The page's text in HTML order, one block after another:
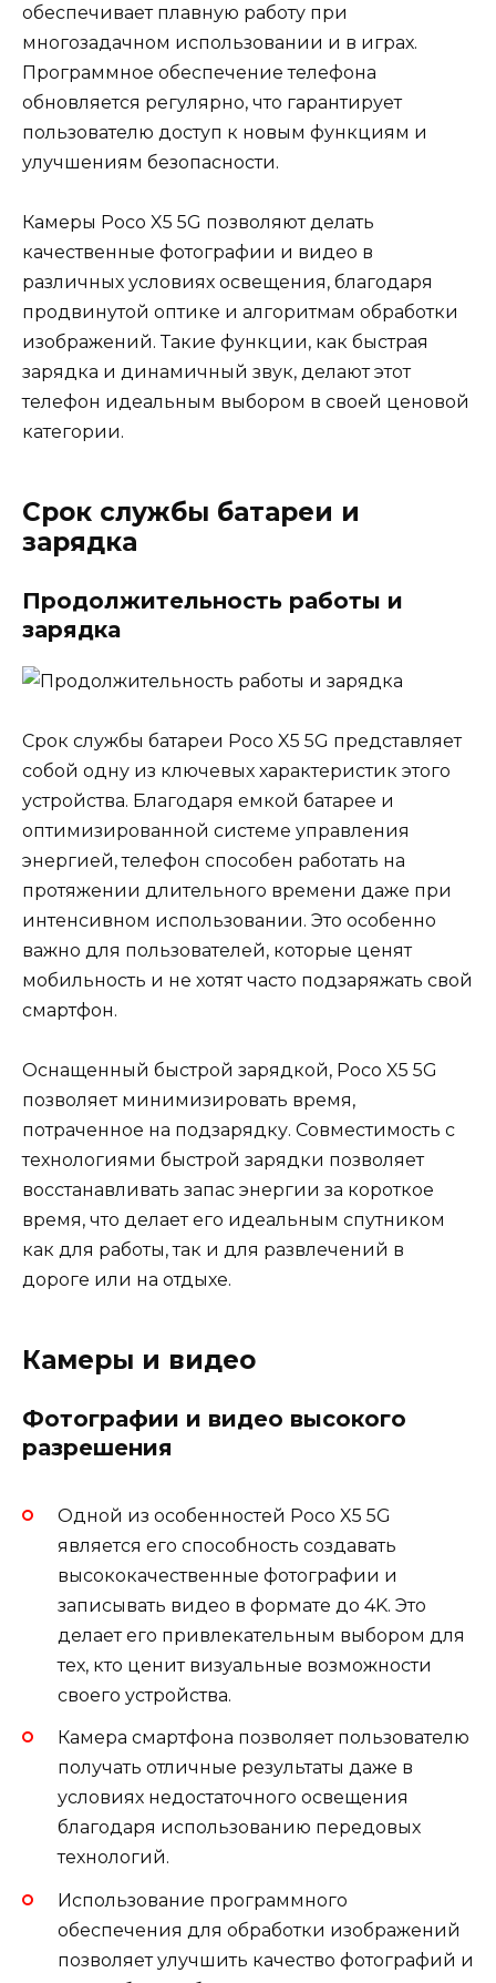
обеспечивает плавную работу при
многозадачном использовании и в играх.
Программное обеспечение телефона
обновляется регулярно, что гарантирует
пользователю доступ к новым функциям и
улучшениям безопасности.
Камеры Poco X5 5G позволяют делать
качественные фотографии и видео в
различных условиях освещения, благодаря
продвинутой оптике и алгоритмам обработки
изображений. Такие функции, как быстрая
зарядка и динамичный звук, делают этот
телефон идеальным выбором в своей ценовой
категории.
Срок службы батареи и
зарядка
Продолжительность работы и
зарядка
Срок службы батареи Poco X5 5G представляет
собой одну из ключевых характеристик этого
устройства. Благодаря емкой батарее и
оптимизированной системе управления
энергией, телефон способен работать на
протяжении длительного времени даже при
интенсивном использовании. Это особенно
важно для пользователей, которые ценят
мобильность и не хотят часто подзаряжать свой
смартфон.
Оснащенный быстрой зарядкой, Poco X5 5G
позволяет минимизировать время,
потраченное на подзарядку. Совместимость с
технологиями быстрой зарядки позволяет
восстанавливать запас энергии за короткое
время, что делает его идеальным спутником
как для работы, так и для развлечений в
дороге или на отдыхе.
Камеры и видео
Фотографии и видео высокого
разрешения
Одной из особенностей Poco X5 5G
является его способность создавать
высококачественные фотографии и
записывать видео в формате до 4K. Это
делает его привлекательным выбором для
тех, кто ценит визуальные возможности
своего устройства.
Камера смартфона позволяет пользователю
получать отличные результаты даже в
условиях недостаточного освещения
благодаря использованию передовых
технологий.
Использование программного
обеспечения для обработки изображений
позволяет улучшить качество фотографий и